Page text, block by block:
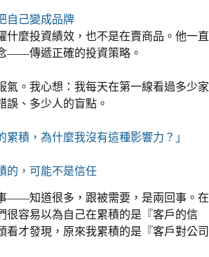
自己變成品牌
什麼投資績效，也不是在賣商品。他一直
——傳遞正確的投資策略。
氣。我心想：我每天在第一線看過多少家
誤、多少人的盲點。
累積，為什麼我沒有這種影響力？」
的，可能不是信任
——知道很多，跟被需要，是兩回事。在
很容易以為自己在累積的是『客戶的信
看才發現，原來我累積的是『客戶對公司